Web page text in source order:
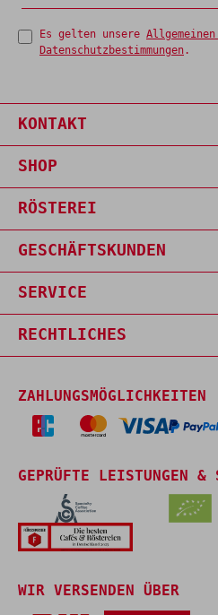
Es gelten unsere
Datenschutzbestimmungen.
KONTAKT
SHOP
RÖSTEREI
GESCHÄFTSKUNDEN
SERVICE
RECHTLICHES
ZAHLUNGSMÖGLICHKEITEN
GEPRÜFTE LEISTUNGEN &
WIR VERSENDEN ÜBER